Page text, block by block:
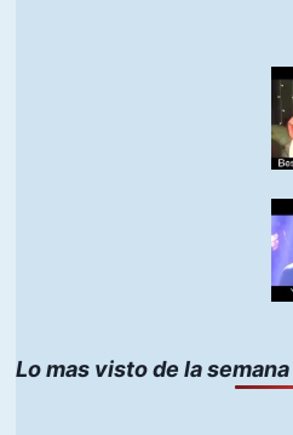
Lo mas visto de la semana